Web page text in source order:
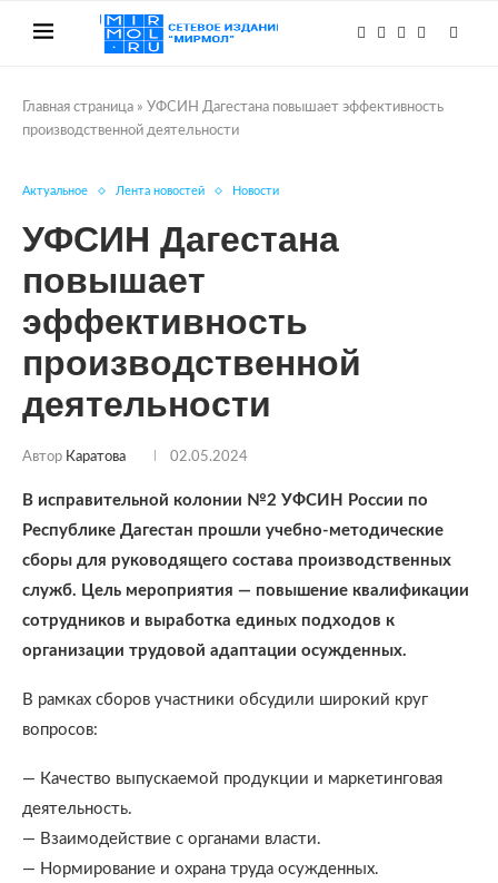
Главная страница » УФСИН Дагестана повышает эффективность
производственной деятельности
Актуальное Лента новостей Новости
УФСИН Дагестана
повышает
эффективность
производственной
деятельности
Автор Каратова 02.05.2024
В исправительной колонии №2 УФСИН России по
Республике Дагестан прошли учебно-методические
сборы для руководящего состава производственных
служб. Цель мероприятия — повышение квалификации
сотрудников и выработка единых подходов к
организации трудовой адаптации осужденных.
В рамках сборов участники обсудили широкий круг
вопросов:
— Качество выпускаемой продукции и маркетинговая
деятельность.
— Взаимодействие с органами власти.
— Нормирование и охрана труда осужденных.